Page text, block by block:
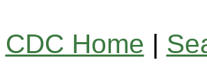
CDC Home |